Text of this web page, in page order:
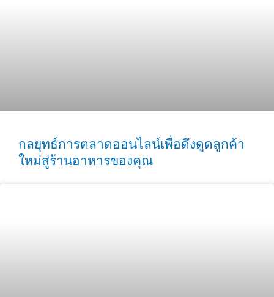
กลยุทธ์การตลาดออนไลน์เพื่อดึงดูดลูกค้า
ใหม่สู่ร้านอาหารของคุณ